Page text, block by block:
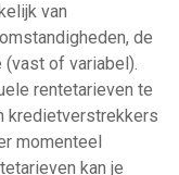
van
de
(vast of variabel).
rentetarieven te
kredietverstrekkers
momenteel
kan je